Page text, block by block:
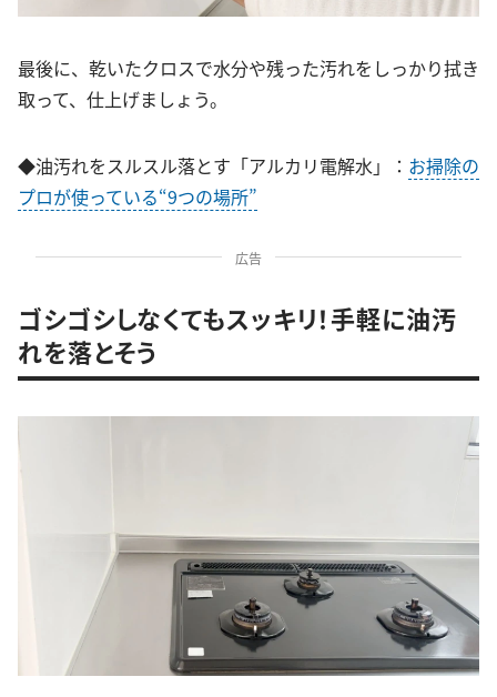
最後に、乾いたクロスで水分や残った汚れをしっかり拭き
取って、仕上げましょう。
◆油汚れをスルスル落とす「アルカリ電解水」： お掃除の
プロが使っている“9つの場所”
広告
ゴシゴシしなくてもスッキリ！手軽に油汚
れを落とそう